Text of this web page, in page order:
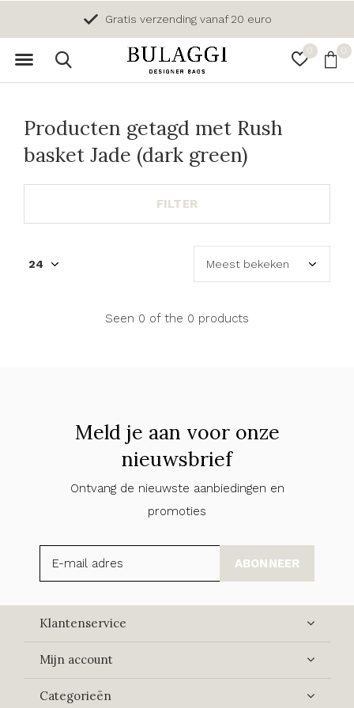
0 0
Gratis verzending vanaf 20 euro
Producten getagd met Rush
basket Jade (dark green)
FILTER
Seen 0 of the 0 products
Meld je aan voor onze
nieuwsbrief
Ontvang de nieuwste aanbiedingen en
promoties
ABONNEER
Klantenservice
Mijn account
Categorieën